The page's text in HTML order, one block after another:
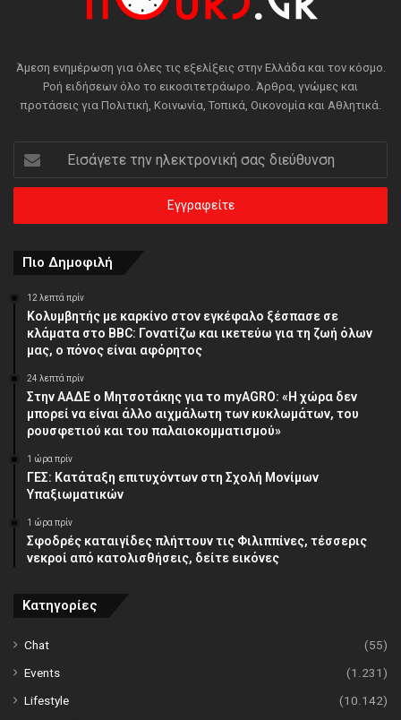
Άμεση ενημέρωση για όλες τις εξελίξεις στην Ελλάδα και τον κόσμο.
Ροή ειδήσεων όλο το εικοσιτετράωρο. Άρθρα, γνώμες και
προτάσεις για Πολιτική, Κοινωνία, Τοπικά, Οικονομία και Αθλητικά.
Εισάγετε
την
ηλεκτρονική
διεύθυνση
Πιο Δημοφιλή
12 λεπτά πρίν
Κολυμβητής με καρκίνο στον εγκέφαλο ξέσπασε σε
κλάματα στο BBC: Γονατίζω και ικετεύω για τη ζωή όλων
μας, ο πόνος είναι αφόρητος
24 λεπτά πρίν
Στην ΑΑΔΕ ο Μητσοτάκης για το myAGRO: «Η χώρα δεν
μπορεί να είναι άλλο αιχμάλωτη των κυκλωμάτων, του
ρουσφετιού και του παλαιοκομματισμού»
1 ώρα πρίν
ΓΕΣ: Κατάταξη επιτυχόντων στη Σχολή Μονίμων
Υπαξιωματικών
1 ώρα πρίν
Σφοδρές καταιγίδες πλήττουν τις Φιλιππίνες, τέσσερις
νεκροί από κατολισθήσεις, δείτε εικόνες
Κατηγορίες
Chat
(55)
Events
(1.231)
Lifestyle
(10.142)